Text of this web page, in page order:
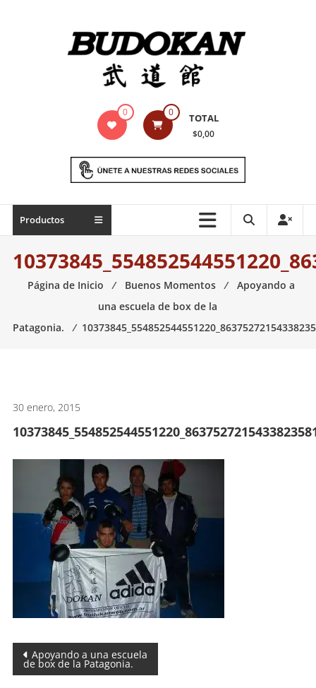
Indumentaria
marciales
Todo
necesario
para
artes
0 0 TOTAL
$0,00
Productos
Página de Inicio ⁄ Buenos Momentos ⁄
Apoyando a
una escuela de box de la
Patagonia.
⁄
30 enero, 2015
Navegación
Apoyando a una escuela
de box de la Patagonia.